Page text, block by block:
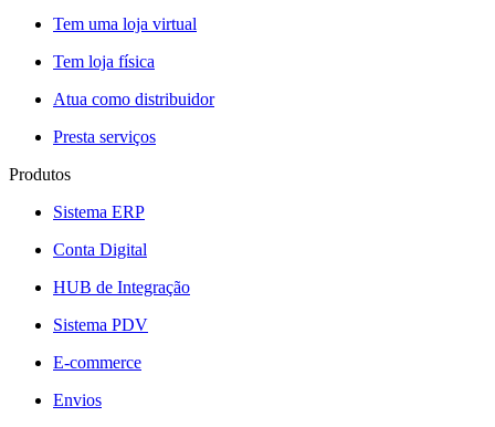
Tem uma loja virtual
Tem loja física
Atua como distribuidor
Presta serviços
Produtos
Sistema ERP
Conta Digital
HUB de Integração
Sistema PDV
E-commerce
Envios